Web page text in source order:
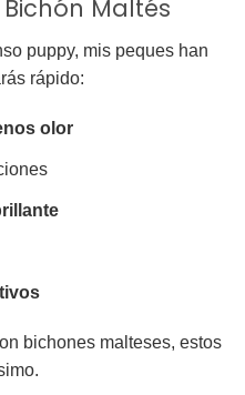
Maltés
puppy, mis peques han
rápido:
olor
bichones malteses, estos